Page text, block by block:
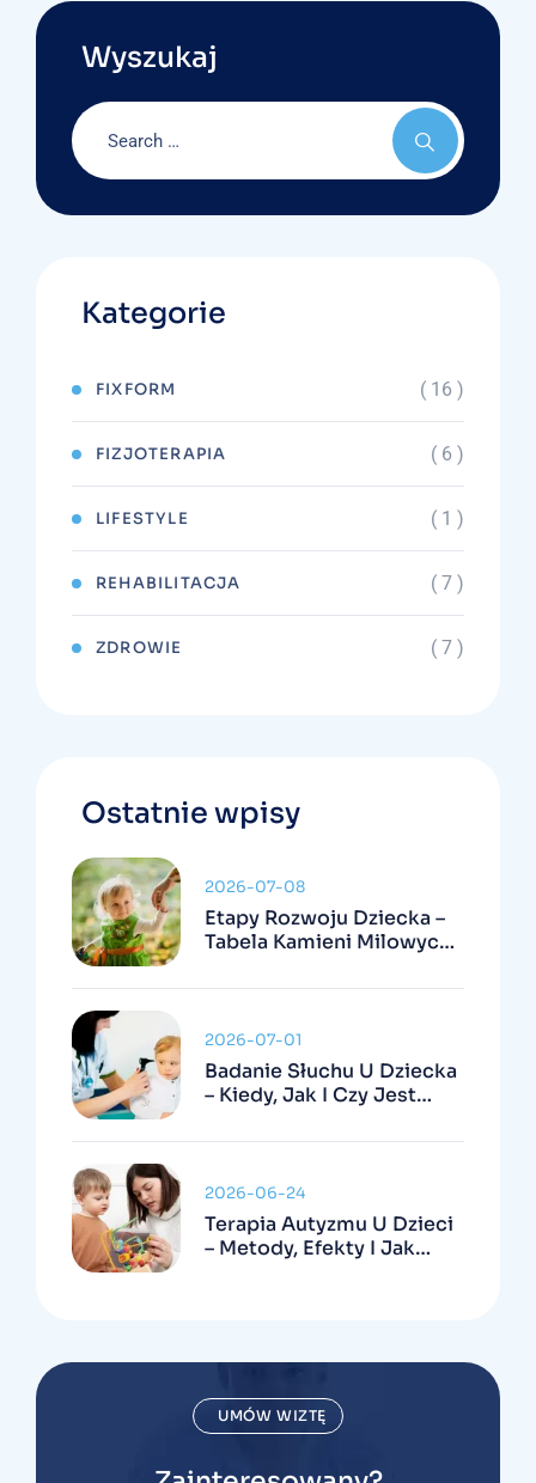
Wyszukaj
Kategorie
FIXFORM ( 16 )
FIZJOTERAPIA ( 6 )
LIFESTYLE ( 1 )
REHABILITACJA ( 7 )
ZDROWIE ( 7 )
Ostatnie wpisy
Etapy Rozwoju Dziecka –
Tabela Kamieni Milowych I
2026-07-08
Badanie Słuchu U Dziecka
– Kiedy, Jak I Czy Jest
2026-07-01
Terapia Autyzmu U Dzieci
– Metody, Efekty I Jak
2026-06-24
UMÓW WIZTĘ